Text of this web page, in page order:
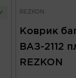
REZKON
Коврик
ВАЗ-2112
REZKON